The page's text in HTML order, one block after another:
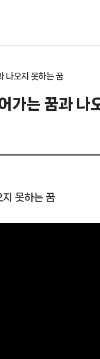
나오지 못하는 꿈
가는 꿈과 나